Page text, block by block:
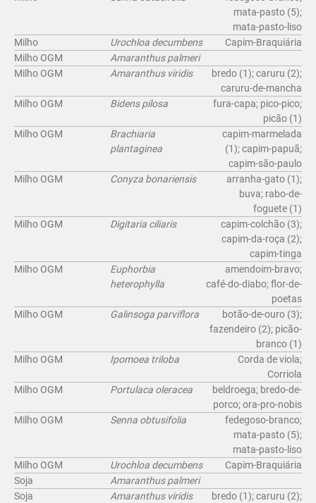
mata-pasto (5);
mata-pasto-liso
Milho
Urochloa decumbens
Capim-Braquiária
Milho OGM
Amaranthus palmeri
Milho OGM
Amaranthus viridis
bredo (1); caruru (2);
caruru-de-mancha
Milho OGM
Bidens pilosa
fura-capa; pico-pico;
picão (1)
Milho OGM
Brachiaria
plantaginea
capim-marmelada
(1); capim-papuã;
capim-são-paulo
Milho OGM
Conyza bonariensis
arranha-gato (1);
buva; rabo-de-
foguete (1)
Milho OGM
Digitaria ciliaris
capim-colchão (3);
capim-da-roça (2);
capim-tinga
Milho OGM
Euphorbia
heterophylla
amendoim-bravo;
café-do-diabo; flor-de-
poetas
Milho OGM
Galinsoga parviflora
botão-de-ouro (3);
fazendeiro (2); picão-
branco (1)
Milho OGM
Ipomoea triloba
Corda de viola;
Corriola
Milho OGM
Portulaca oleracea
beldroega; bredo-de-
porco; ora-pro-nobis
Milho OGM
Senna obtusifolia
fedegoso-branco;
mata-pasto (5);
mata-pasto-liso
Milho OGM
Urochloa decumbens
Capim-Braquiária
Soja
Amaranthus palmeri
Soja
Amaranthus viridis
bredo (1); caruru (2);